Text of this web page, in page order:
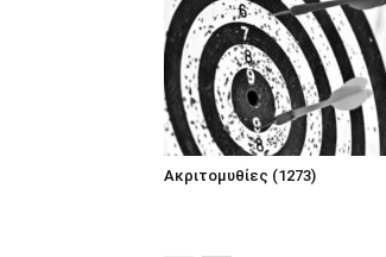
Ακριτομυθίες (1273)